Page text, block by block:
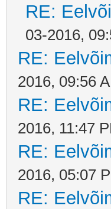
RE:
03-2016,
RE:
2016, 09:56
RE:
2016, 11:47
RE:
2016, 05:07
RE: